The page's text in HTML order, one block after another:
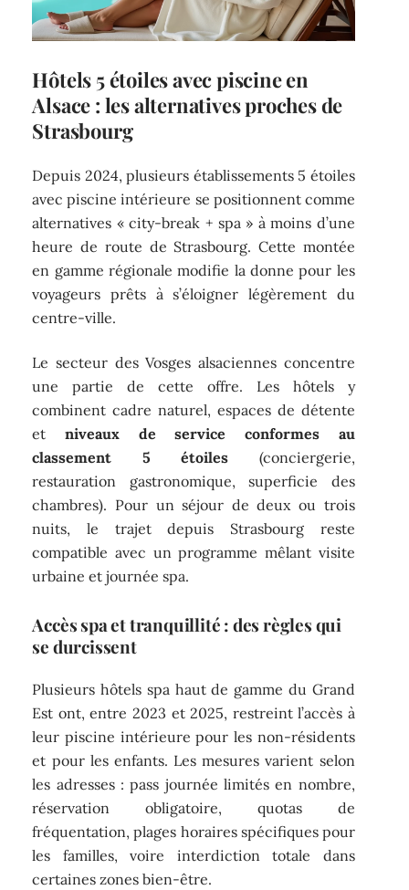
Hôtels 5 étoiles avec piscine en
Alsace : les alternatives proches de
Strasbourg
Depuis 2024, plusieurs établissements 5 étoiles
avec piscine intérieure se positionnent comme
alternatives « city-break + spa » à moins d’une
heure de route de Strasbourg. Cette montée
en gamme régionale modifie la donne pour les
voyageurs prêts à s’éloigner légèrement du
centre-ville.
Le secteur des Vosges alsaciennes concentre
une partie de cette offre. Les hôtels y
combinent cadre naturel, espaces de détente
etniveaux de service conformes au
classement 5 étoiles (conciergerie,
restauration gastronomique, superficie des
chambres). Pour un séjour de deux ou trois
nuits, le trajet depuis Strasbourg reste
compatible avec un programme mêlant visite
urbaine et journée spa.
Accès spa et tranquillité : des règles qui
se durcissent
Plusieurs hôtels spa haut de gamme du Grand
Est ont, entre 2023 et 2025, restreint l’accès à
leur piscine intérieure pour les non-résidents
et pour les enfants. Les mesures varient selon
les adresses : pass journée limités en nombre,
réservation obligatoire, quotas de
fréquentation, plages horaires spécifiques pour
les familles, voire interdiction totale dans
certaines zones bien-être.